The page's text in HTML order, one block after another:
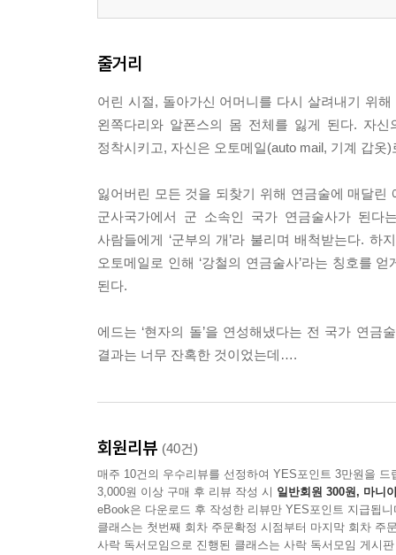
줄거리
어린 시절, 돌아가신 어머니를 다시 살려내기 위
왼쪽다리와 알폰스의 몸 전체를 잃게 된다. 자
정착시키고, 자신은 오토메일(auto mail, 기계 갑옷
잃어버린 모든 것을 되찾기 위해 연금술에 매달
군사국가에서 군 소속인 국가 연금술사가 된다
사람들에게 ‘군부의 개’라 불리며 배척받는다.
오토메일로 인해 ‘강철의 연금술사’라는 칭호를
된다.
에드는 ‘현자의 돌’을 연성해냈다는 전 국가 연금
결과는 너무 잔혹한 것이었는데….
회원리뷰 (40건)
매주 10건의 우수리뷰를 선정하여 YES포인트 3만원을 드
3,000원 이상 구매 후 리뷰 작성 시 일반회원 300원, 마니
eBook은 다운로드 후 작성한 리뷰만 YES포인트 지급됩니
클래스는 첫번째 회차 주문확정 시점부터 마지막 회차 주
사락 독서모임으로 진행된 클래스는 사락 독서모임 게시